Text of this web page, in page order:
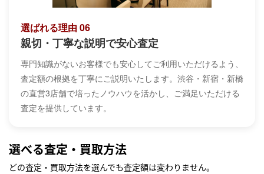
選ばれる理由 06
親切・丁寧な説明で安心査定
専門知識がないお客様でも安心してご利用いただけるよう、
査定額の根拠を丁寧にご説明いたします。渋谷・新宿・新橋
の直営3店舗で培ったノウハウを活かし、ご満足いただける
査定を提供しています。
選べる査定・買取方法
どの査定・買取方法を選んでも査定額は変わりません。